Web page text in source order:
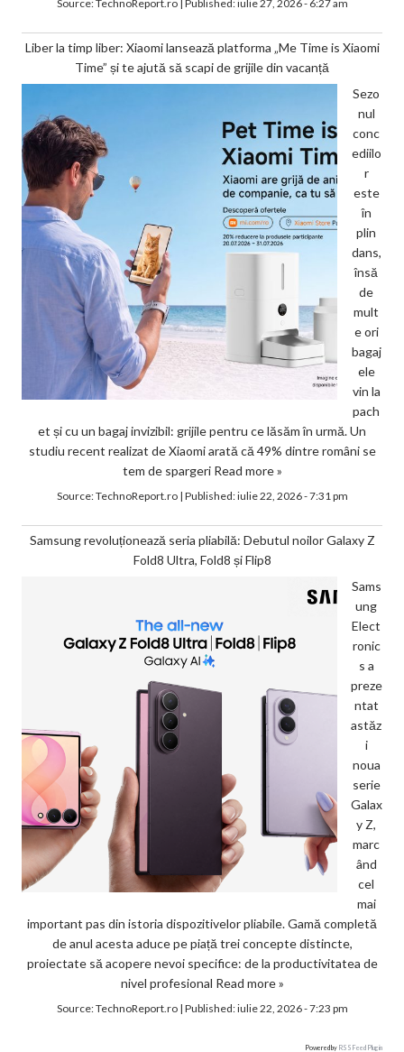
Source:TechnoReport.ro| Published:iulie 27, 2026 - 6:27 am
Liber la timp liber: Xiaomi lansează platforma „Me Time is Xiaomi
Time” și te ajută să scapi de grijile din vacanță
Sezo
nul
conc
ediilo
r
este
în
plin
dans,
însă
de
mult
e ori
bagaj
ele
vin la
pach
et și cu un bagaj invizibil: grijile pentru ce lăsăm în urmă. Un
studiu recent realizat de Xiaomi arată că 49% dintre români se
tem de spargeri Read more »
Source:TechnoReport.ro| Published:iulie 22, 2026 - 7:31 pm
Samsung revoluționează seria pliabilă: Debutul noilor Galaxy Z
Fold8 Ultra, Fold8 și Flip8
Sams
ung
Elect
ronic
s a
preze
ntat
astăz
i
noua
serie
Galax
y Z,
marc
ând
cel
mai
important pas din istoria dispozitivelor pliabile. Gamă completă
de anul acesta aduce pe piață trei concepte distincte,
proiectate să acopere nevoi specifice: de la productivitatea de
nivel profesional Read more »
Source:TechnoReport.ro| Published:iulie 22, 2026 - 7:23 pm
Powered by RSS Feed Plugin